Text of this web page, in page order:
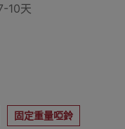
10天
固定重量啞鈴